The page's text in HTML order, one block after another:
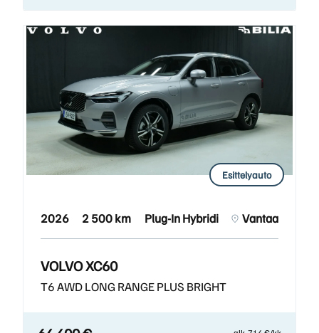
Esittelyauto
2026 2 500 km Plug-In Hybridi Vantaa
VOLVO XC60
T6 AWD LONG RANGE PLUS BRIGHT